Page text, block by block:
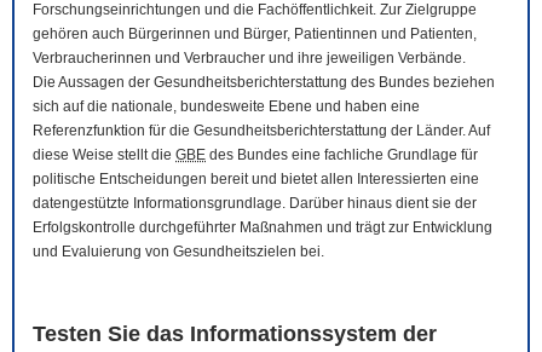
Forschungseinrichtungen und die Fachöffentlichkeit. Zur Zielgruppe
gehören auch Bürgerinnen und Bürger, Patientinnen und Patienten,
Verbraucherinnen und Verbraucher und ihre jeweiligen Verbände.
Die Aussagen der Gesundheitsberichterstattung des Bundes beziehen
sich auf die nationale, bundesweite Ebene und haben eine
Referenzfunktion für die Gesundheitsberichterstattung der Länder. Auf
diese Weise stellt die GBE des Bundes eine fachliche Grundlage für
politische Entscheidungen bereit und bietet allen Interessierten eine
datengestützte Informationsgrundlage. Darüber hinaus dient sie der
Erfolgskontrolle durchgeführter Maßnahmen und trägt zur Entwicklung
und Evaluierung von Gesundheitszielen bei.
Testen Sie das Informationssystem der